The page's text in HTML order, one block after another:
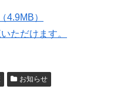
4.9MB）
ただけます。
お知らせ